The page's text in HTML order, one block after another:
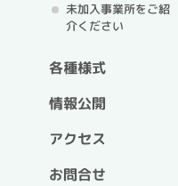
未加入事業所をご紹
介ください
各種様式
情報公開
アクセス
お問合せ